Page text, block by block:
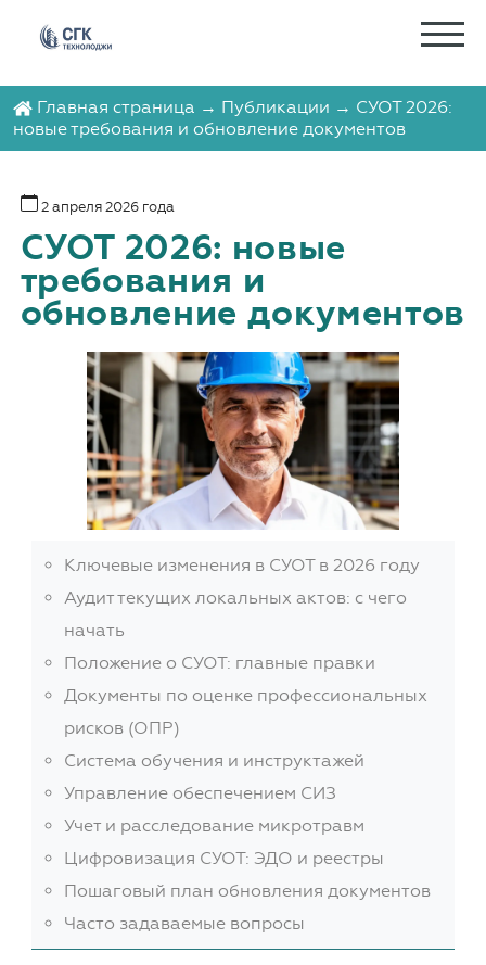
Главная страница → Публикации → СУОТ 2026:
новые требования и обновление документов
2 апреля 2026 года
СУОТ 2026: новые
требования и
обновление документов
Ключевые изменения в СУОТ в 2026 году
Аудит текущих локальных актов: с чего
начать
Положение о СУОТ: главные правки
Документы по оценке профессиональных
рисков (ОПР)
Система обучения и инструктажей
Управление обеспечением СИЗ
Учет и расследование микротравм
Цифровизация СУОТ: ЭДО и реестры
Пошаговый план обновления документов
Часто задаваемые вопросы